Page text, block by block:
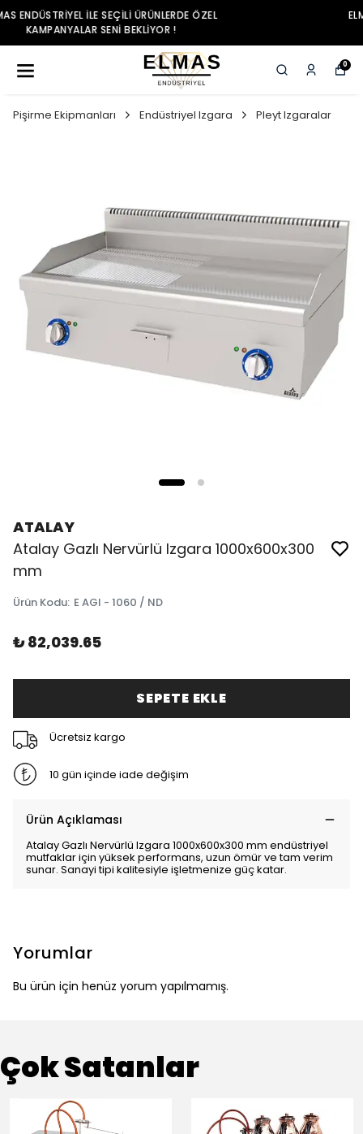
ELMAS ENDÜSTRIYEL ILE SEÇILI ÜRÜNLERDE ÖZEL
KAMPANYALAR SENI BEKLIYOR !
0
Pişirme Ekipmanları Endüstriyel Izgara Pleyt Izgaralar
ATALAY
Atalay Gazlı Nervürlü Izgara 1000x600x300
mm
Ürün Kodu: E AGI - 1060 / ND
₺ 82,039.65
SEPETE EKLE
Ücretsiz kargo
10 gün içinde iade değişim
Ürün Açıklaması
Atalay Gazlı Nervürlü Izgara 1000x600x300 mm endüstriyel
mutfaklar için yüksek performans, uzun ömür ve tam verim
sunar. Sanayi tipi kalitesiyle işletmenize güç katar.
Yorumlar
Bu ürün için henüz yorum yapılmamış.
Çok Satanlar